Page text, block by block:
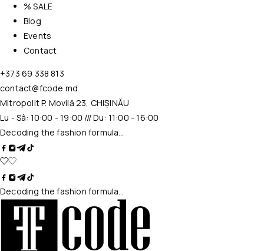
% SALE
Blog
Events
Contact
+373 69 338 813
contact@fcode.md
Mitropolit P. Movilă 23, CHIȘINĂU
Lu - Sâ: 10:00 - 19:00 /// Du: 11:00 - 16:00
Decoding the fashion formula…
Decoding the fashion formula…